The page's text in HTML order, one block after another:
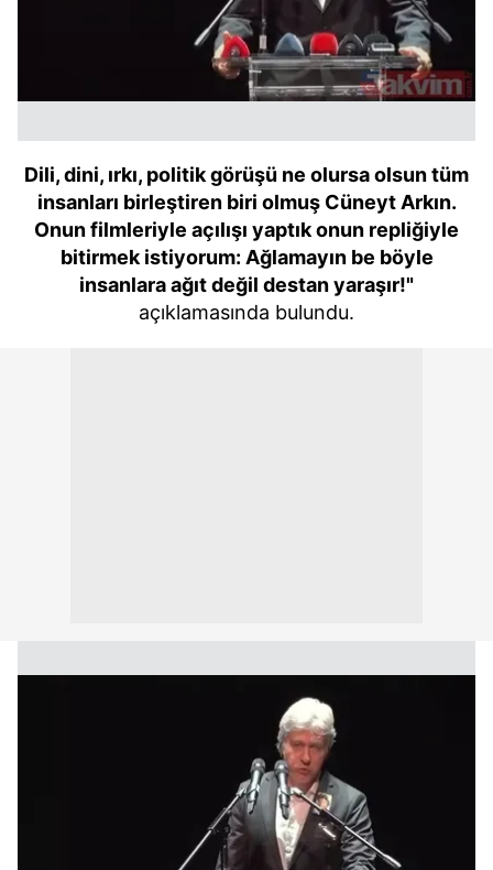
Dili, dini, ırkı, politik görüşü ne olursa olsun tüm
insanları birleştiren biri olmuş Cüneyt Arkın.
Onun filmleriyle açılışı yaptık onun repliğiyle
bitirmek istiyorum: Ağlamayın be böyle
insanlara ağıt değil destan yaraşır!"
açıklamasında bulundu.